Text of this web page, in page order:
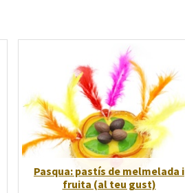
Pasqua: pastís de melmelada i
fruita (al teu gust)